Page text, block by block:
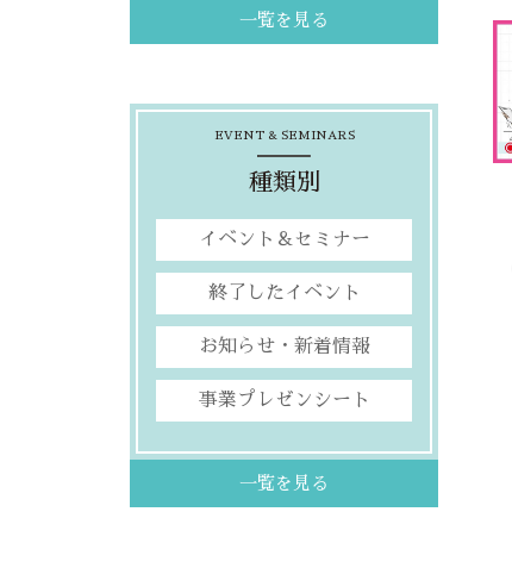
一覧を見る
EVENT & SEMINARS
種類別
イベント＆セミナー
終了したイベント
お知らせ・新着情報
事業プレゼンシート
一覧を見る